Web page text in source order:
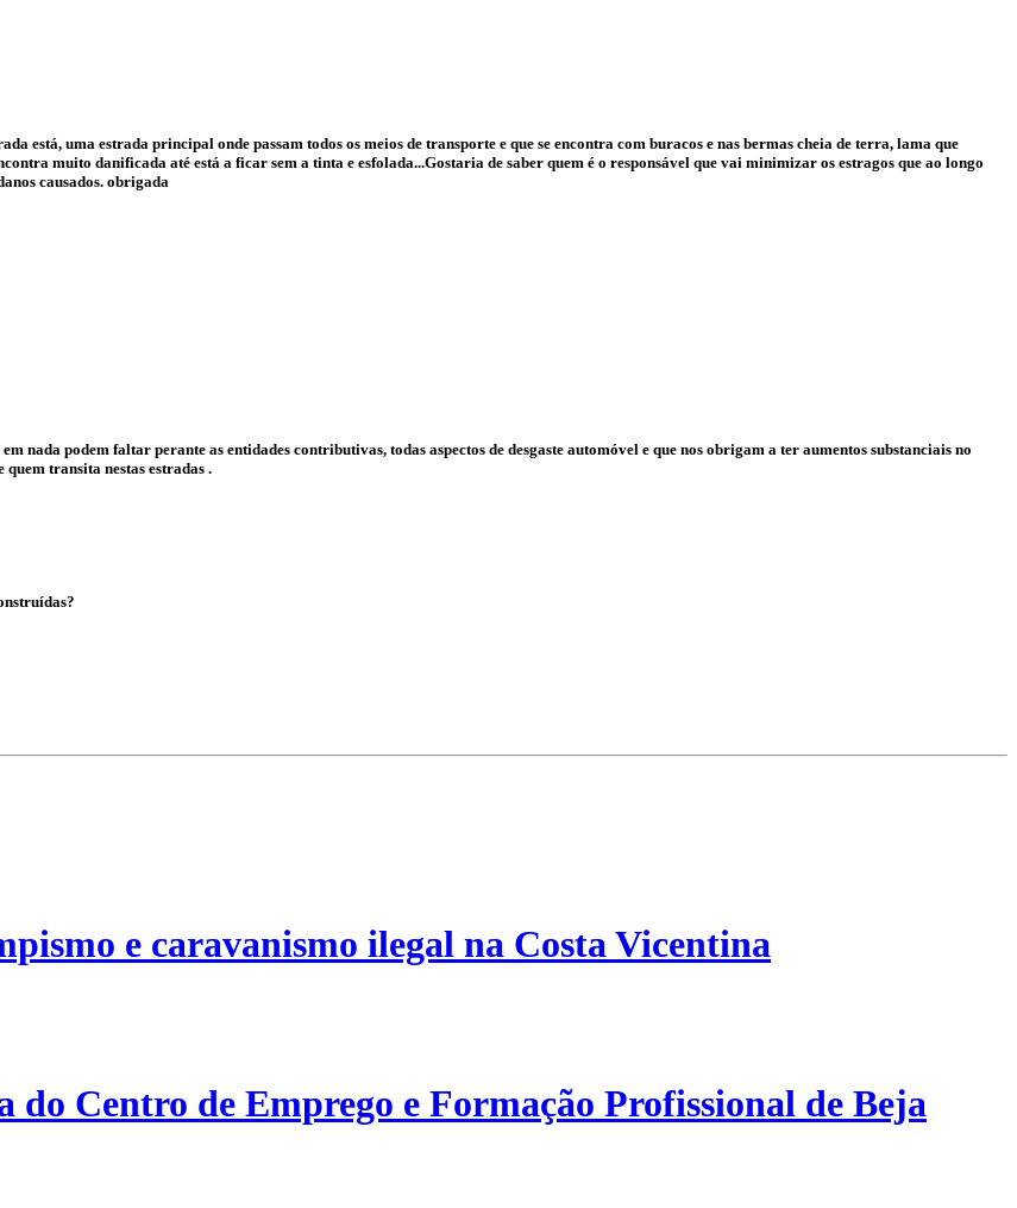
está, uma estrada principal onde passam todos os meios de transporte e que se encontra com buracos e nas bermas cheia de terra, lama que
muito danificada até está a ficar sem a tinta e esfolada...Gostaria de saber quem é o responsável que vai minimizar os estragos que ao longo
causados. obrigada
nada podem faltar perante as entidades contributivas, todas aspectos de desgaste automóvel e que nos obrigam a ter aumentos substanciais no
transita nestas estradas .
e caravanismo ilegal na Costa Vicentina
Centro de Emprego e Formação Profissional de Beja